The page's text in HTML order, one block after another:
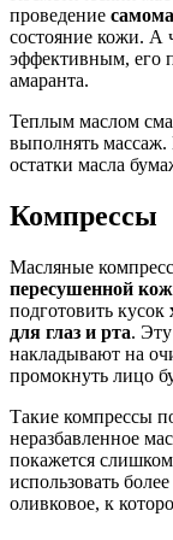
проведение
состояние кожи. А
эффективным, его
амаранта.
Теплым маслом
выполнять массаж.
остатки масла
Компрессы
Масляные
пересушенной
подготовить кусок
для глаз и рта.
накладывают на
промокнуть лицо
Такие компрессы
неразбавленное
покажется
использовать
оливковое, к